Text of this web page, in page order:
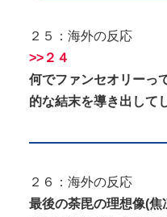
２５：海外の反応
>>２４
何でファンセオリーっ
的な結末を導き出して
２６：海外の反応
最後の荼毘の理想像(焦